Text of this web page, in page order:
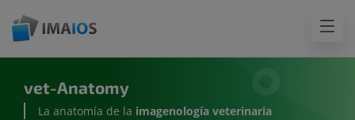
vet-Anatomy
La anatomía de la imagenología veterinaria